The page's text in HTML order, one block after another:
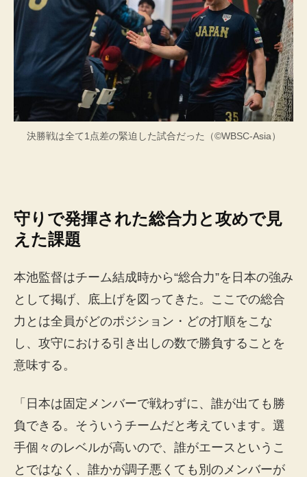
決勝戦は全て1点差の緊迫した試合だった（©WBSC-Asia）
守りで発揮された総合力と攻めで見
えた課題
本池監督はチーム結成時から“総合力”を日本の強み
として掲げ、底上げを図ってきた。ここでの総合
力とは全員がどのポジション・どの打順をこな
し、攻守における引き出しの数で勝負することを
意味する。
「日本は固定メンバーで戦わずに、誰が出ても勝
負できる。そういうチームだと考えています。選
手個々のレベルが高いので、誰がエースというこ
とではなく、誰かが調子悪くても別のメンバーが